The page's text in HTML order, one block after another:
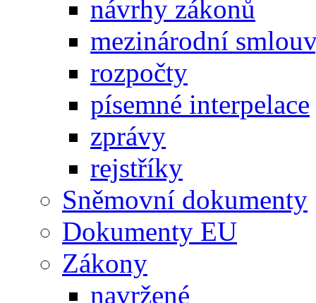
návrhy zákonů
mezinárodní
rozpočty
písemné interpelace
zprávy
rejstříky
Sněmovní dokumenty
Dokumenty EU
Zákony
navržené